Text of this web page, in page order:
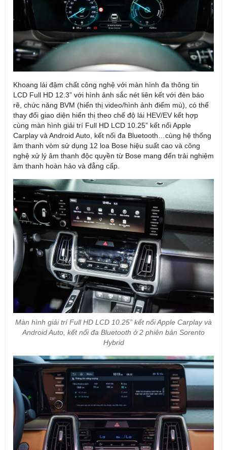
Khoang lái đậm chất công nghệ với màn hình đa thông tin
LCD Full HD 12.3” với hình ảnh sắc nét liên kết với đèn báo
rẽ, chức năng BVM (hiển thị video/hình ảnh điểm mù), có thể
thay đổi giao diện hiển thị theo chế độ lái HEV/EV kết hợp
cùng màn hình giải trí Full HD LCD 10.25” kết nối Apple
Carplay và Android Auto, kết nối đa Bluetooth…cùng hệ thống
âm thanh vòm sử dụng 12 loa Bose hiệu suất cao và công
nghệ xử lý âm thanh độc quyền từ Bose mang đến trải nghiệm
âm thanh hoàn hảo và đẳng cấp.
Màn hình giải trí Full HD LCD 10.25” kết nối Apple Carplay và
Android Auto, kết nối đa Bluetooth ở 2 phiên bản Sorento
Hybrid